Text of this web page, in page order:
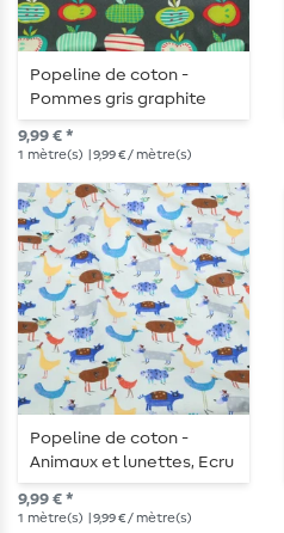
Popeline de coton -
Pommes gris graphite
9,99 € *
1 mètre(s) | 9,99 € / mètre(s)
Popeline de coton -
Animaux et lunettes, Ecru
9,99 € *
1 mètre(s) | 9,99 € / mètre(s)